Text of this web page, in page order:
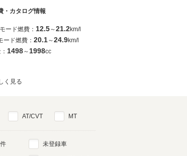
・カタログ情報
ード燃費： 12.5～21.2km/l
ード燃費： 20.1～24.9km/l
1498～ 1998cc
く見る
AT/CVT MT
未登録車